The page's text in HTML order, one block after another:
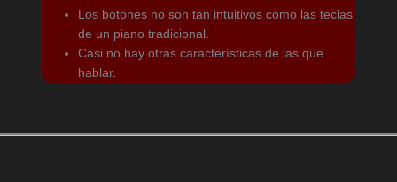
Los botones no son tan intuitivos como las teclas
de un piano tradicional.
Casi no hay otras características de las que
hablar.